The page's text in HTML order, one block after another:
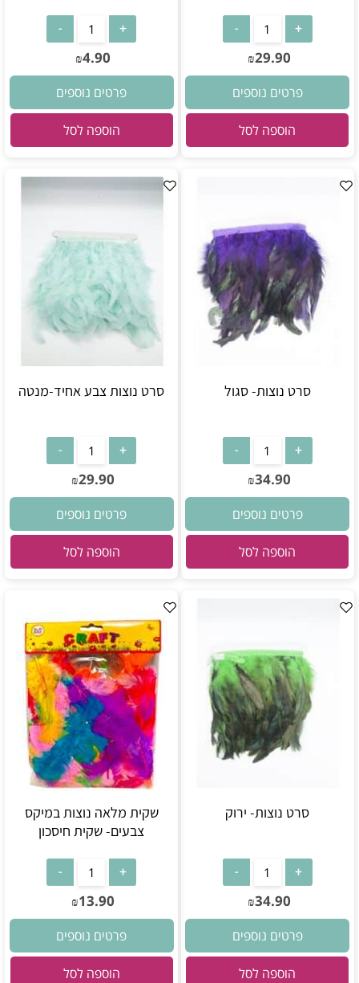
₪29.90
פרטים נוספים
הוספה לסל
₪4.90
פרטים נוספים
הוספה לסל
סרט נוצות- סגול
₪34.90
פרטים נוספים
הוספה לסל
סרט נוצות צבע אחיד-מנטה
₪29.90
פרטים נוספים
הוספה לסל
סרט נוצות- ירוק
₪34.90
פרטים נוספים
הוספה לסל
שקית מלאה נוצות במיקס
צבעים- שקית חיסכון
₪13.90
פרטים נוספים
הוספה לסל